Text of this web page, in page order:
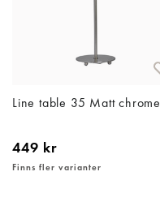
Line table 35 Matt chrome
449 kr
Finns fler varianter